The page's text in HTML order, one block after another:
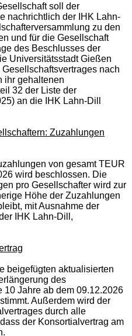
soll der
nachrichtlich der IHK Lahn-
zu den
und für die Gesellschaft
des Beschlusses der
Universitätsstadt Gießen
nach
ihr gehaltenen
32 der Liste der
an die IHK Lahn-Dill
Zuzahlungen
von gesamt TEUR
wird beschlossen. Die
pro Gesellschafter wird zur
Höhe der Zuzahlungen
mit Ausnahme der
IHK Lahn-Dill,
beigefügten aktualisierten
des
10 Jahre ab dem 09.12.2026
Außerdem wird der
durch alle
der Konsortialvertrag am